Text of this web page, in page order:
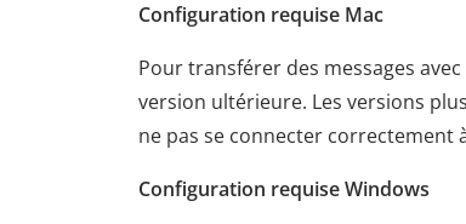
Configuration requise Mac
Pour transférer des messages
version ultérieure. Les versions
ne pas se connecter correctement
Configuration requise Windows